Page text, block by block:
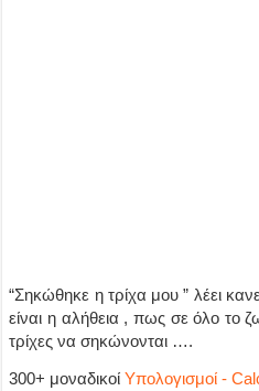
“Σηκώθηκε η τρίχα μου ” λέει
είναι η αλήθεια , πως σε όλο το
τρίχες να σηκώνονται ….
300+ μοναδικοίΥπολογισμοί -